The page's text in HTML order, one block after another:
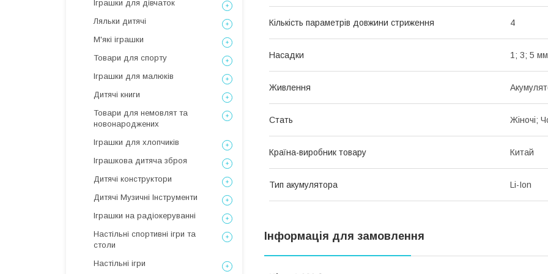
Кількість параметрів довжини стриження 4
Насадки 1; 3; 5 мм
Живлення
Стать Жіночі;
Країна-виробник товару Китай
Тип акумулятора Li-Ion
Інформація для замовлення
Іграшки для дівчаток
Ляльки дитячі
М'які іграшки
Товари для спорту
Іграшки для малюків
Дитячі книги
Товари для немовлят та
новонароджених
Іграшки для хлопчиків
Іграшкова дитяча зброя
Дитячі конструктори
Дитячі Музичні Інструменти
Іграшки на радіокеруванні
Настільні спортивні ігри та
столи
Настільні ігри